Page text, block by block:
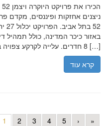
8 חדרים. עלייה לקרקע צפויה במאי 2026 עם ליווי […]
קרא עוד
1 2 3 4 5 › »